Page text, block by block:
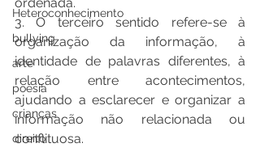
Heteroconhecimento
bullying
arte
poesia
crianças
direito
3. O terceiro sentido refere-se à
organização da informação, à
identidade de palavras diferentes, à
relação entre acontecimentos,
ajudando a esclarecer e organizar a
informação não relacionada ou
conflituosa.